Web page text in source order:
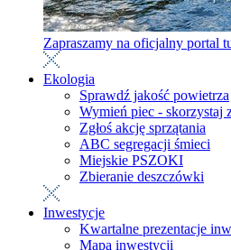
Zapraszamy na oficjalny portal
Ekologia
Sprawdź jakość powietrza
Wymień piec - skorzystaj
Zgłoś akcję sprzątania
ABC segregacji śmieci
Miejskie PSZOKI
Zbieranie deszczówki
Inwestycje
Kwartalne prezentacje
Mapa inwestycji